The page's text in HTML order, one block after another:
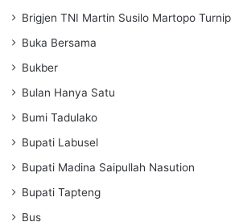
Brigjen TNI Martin Susilo Martopo Turnip
Buka Bersama
Bukber
Bulan Hanya Satu
Bumi Tadulako
Bupati Labusel
Bupati Madina Saipullah Nasution
Bupati Tapteng
Bus